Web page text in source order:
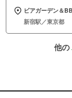
ビアガーデン＆
新宿駅／東京都
他の